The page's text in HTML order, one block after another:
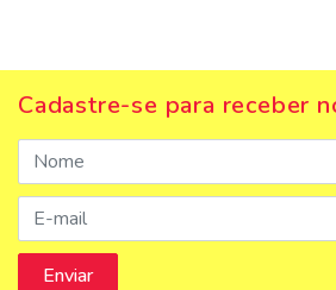
Cadastre-se para receber